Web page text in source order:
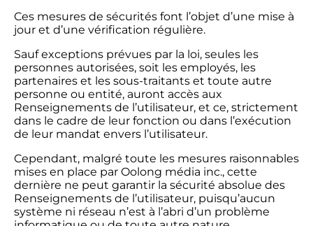
Ces mesures de sécurités font l’objet d’une mise à
jour et d’une vérification régulière.
Sauf exceptions prévues par la loi, seules les
personnes autorisées, soit les employés, les
partenaires et les sous-traitants et toute autre
personne ou entité, auront accès aux
Renseignements de l’utilisateur, et ce, strictement
dans le cadre de leur fonction ou dans l’exécution
de leur mandat envers l’utilisateur.
Cependant, malgré toute les mesures raisonnables
mises en place par Oolong média inc., cette
dernière ne peut garantir la sécurité absolue des
Renseignements de l’utilisateur, puisqu’aucun
système ni réseau n’est à l’abri d’un problème